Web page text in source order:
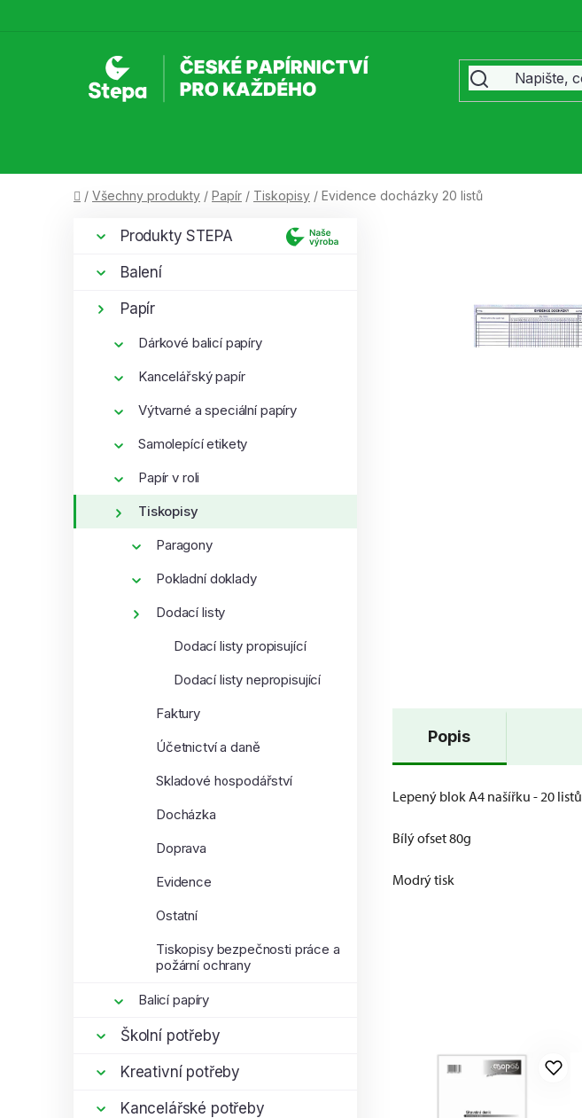
Domů
/ Všechny produkty / Papír / Tiskopisy / Evidence docházky 20 listů
l
Přeskočit
kategorie
Produkty STEPA
Balení
Papír
Dárkové balicí papíry
Kancelářský papír
Výtvarné a speciální papíry
Samolepící etikety
Papír v roli
Tiskopisy
Paragony
Pokladní doklady
Dodací listy
Dodací listy propisující
Dodací listy nepropisující
Faktury
Účetnictví a daně
Skladové hospodářství
Docházka
Doprava
Evidence
Ostatní
Tiskopisy bezpečnosti práce a
požární ochrany
Balicí papíry
Školní potřeby
Kreativní potřeby
Kancelářské potřeby
Popis
Lepený blok A4 našířku - 20 listů
Bílý ofset 80g
Modrý tisk